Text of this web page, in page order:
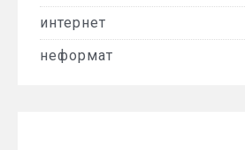
интернет
неформат